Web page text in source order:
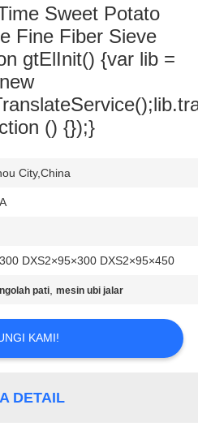
Sweet Potato
Fine Fiber Sieve
gtElInit() {var lib =
new
() {});}
City,China
DXS2×95×300 DXS2×95×450
pati,mesin ubi jalar
KAMI!
DETAIL